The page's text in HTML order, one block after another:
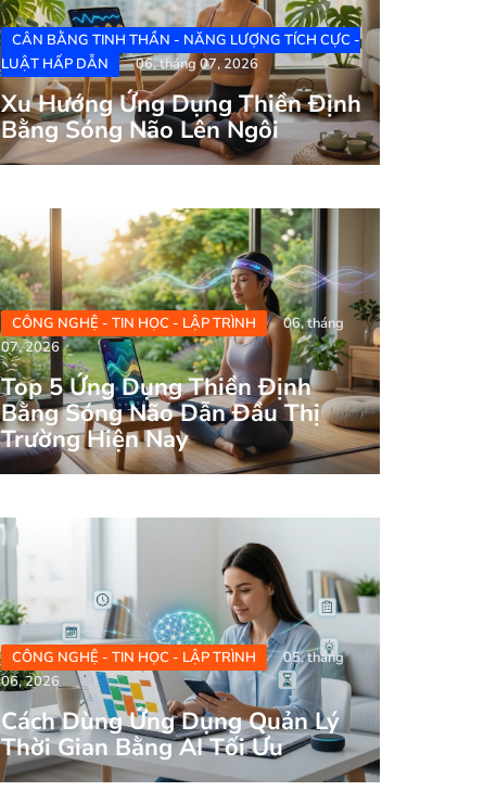
CÂN BẰNG TINH THẦN - NĂNG LƯỢNG TÍCH CỰC -
LUẬT HẤP DẪN
06, tháng 07, 2026
Xu Hướng Ứng Dụng Thiền Định
Bằng Sóng Não Lên Ngôi
CÔNG NGHỆ - TIN HỌC - LẬP TRÌNH
06, tháng
07, 2026
Top 5 Ứng Dụng Thiền Định
Bằng Sóng Não Dẫn Đầu Thị
Trường Hiện Nay
CÔNG NGHỆ - TIN HỌC - LẬP TRÌNH
05, tháng
06, 2026
Cách Dùng Ứng Dụng Quản Lý
Thời Gian Bằng AI Tối Ưu